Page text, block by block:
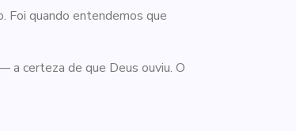
Foi quando entendemos que
a certeza de que Deus ouviu. O